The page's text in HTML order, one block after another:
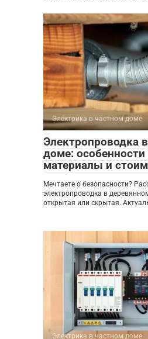
Электрика в частном доме
Электропроводка
доме:
материалы и
Мечтаете о безопасности?
электропроводка в
открытая или скрытая.
Электрика в частном доме